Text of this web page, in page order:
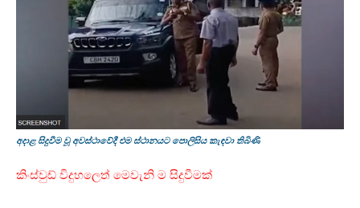
අදාළ සිදුවීම වූ අවස්ථාවේදී එම ස්ථානයට පොලිසිය කැඳවා තිබිණි
කිංස්වුඩ් විදුහලෙත් මෙවැනි ම සිදුවීමක්